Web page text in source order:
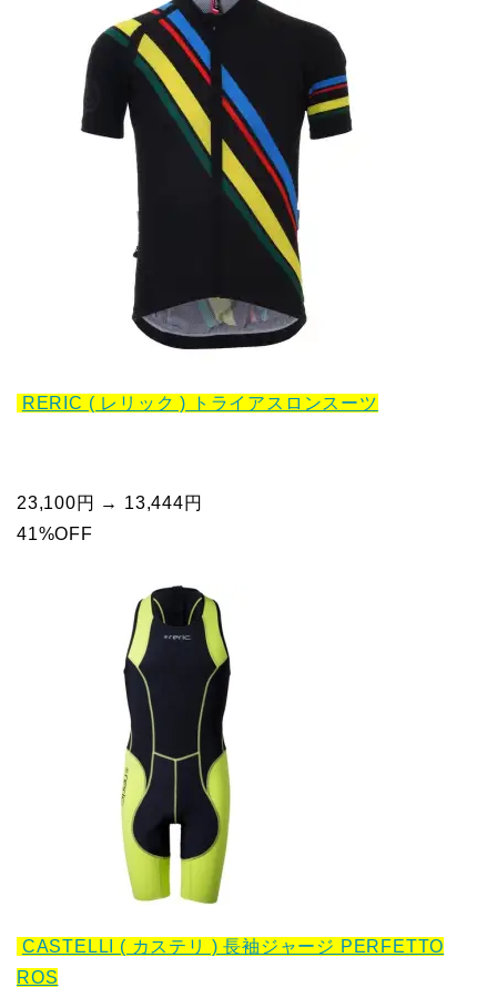
RERIC ( レリック ) トライアスロンスーツ
23,100円 → 13,444円
41%OFF
CASTELLI ( カステリ ) 長袖ジャージ PERFETTO
ROS